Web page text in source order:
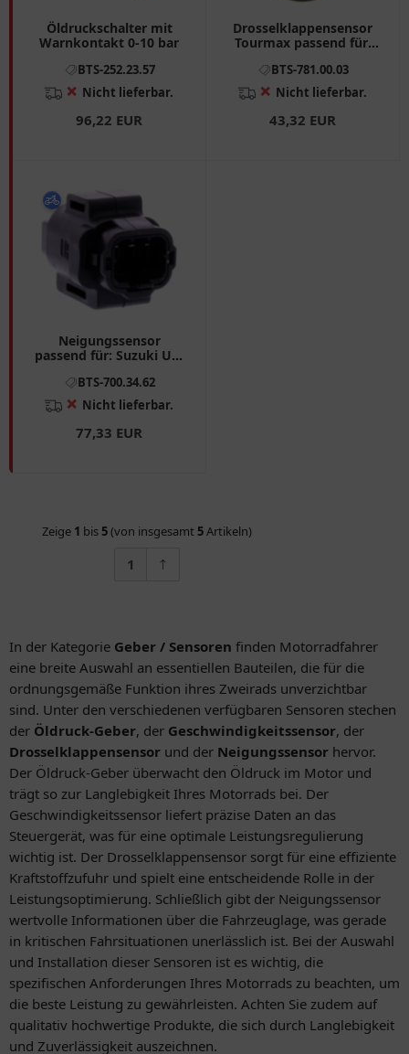
Öldruckschalter mit
Warnkontakt 0-10 bar
BTS-252.23.57
❌ Nicht lieferbar.
96,22 EUR
Drosselklappensensor
Tourmax passend für:
BTS-781.00.03
❌ Nicht lieferbar.
43,32 EUR
Neigungssensor
passend für: Suzuki UX,
BTS-700.34.62
❌ Nicht lieferbar.
77,33 EUR
Zeige 1 bis5(von insgesamt 5Artikeln)
1
In der Kategorie Geber / Sensoren finden Motorradfahrer
eine breite Auswahl an essentiellen Bauteilen, die für die
ordnungsgemäße Funktion ihres Zweirads unverzichtbar
sind. Unter den verschiedenen verfügbaren Sensoren stechen
der Öldruck-Geber, der Geschwindigkeitssensor, der
Drosselklappensensor und der Neigungssensor hervor.
Der Öldruck-Geber überwacht den Öldruck im Motor und
trägt so zur Langlebigkeit Ihres Motorrads bei. Der
Geschwindigkeitssensor liefert präzise Daten an das
Steuergerät, was für eine optimale Leistungsregulierung
wichtig ist. Der Drosselklappensensor sorgt für eine effiziente
Kraftstoffzufuhr und spielt eine entscheidende Rolle in der
Leistungsoptimierung. Schließlich gibt der Neigungssensor
wertvolle Informationen über die Fahrzeuglage, was gerade
in kritischen Fahrsituationen unerlässlich ist. Bei der Auswahl
und Installation dieser Sensoren ist es wichtig, die
spezifischen Anforderungen Ihres Motorrads zu beachten, um
die beste Leistung zu gewährleisten. Achten Sie zudem auf
qualitativ hochwertige Produkte, die sich durch Langlebigkeit
und Zuverlässigkeit auszeichnen.